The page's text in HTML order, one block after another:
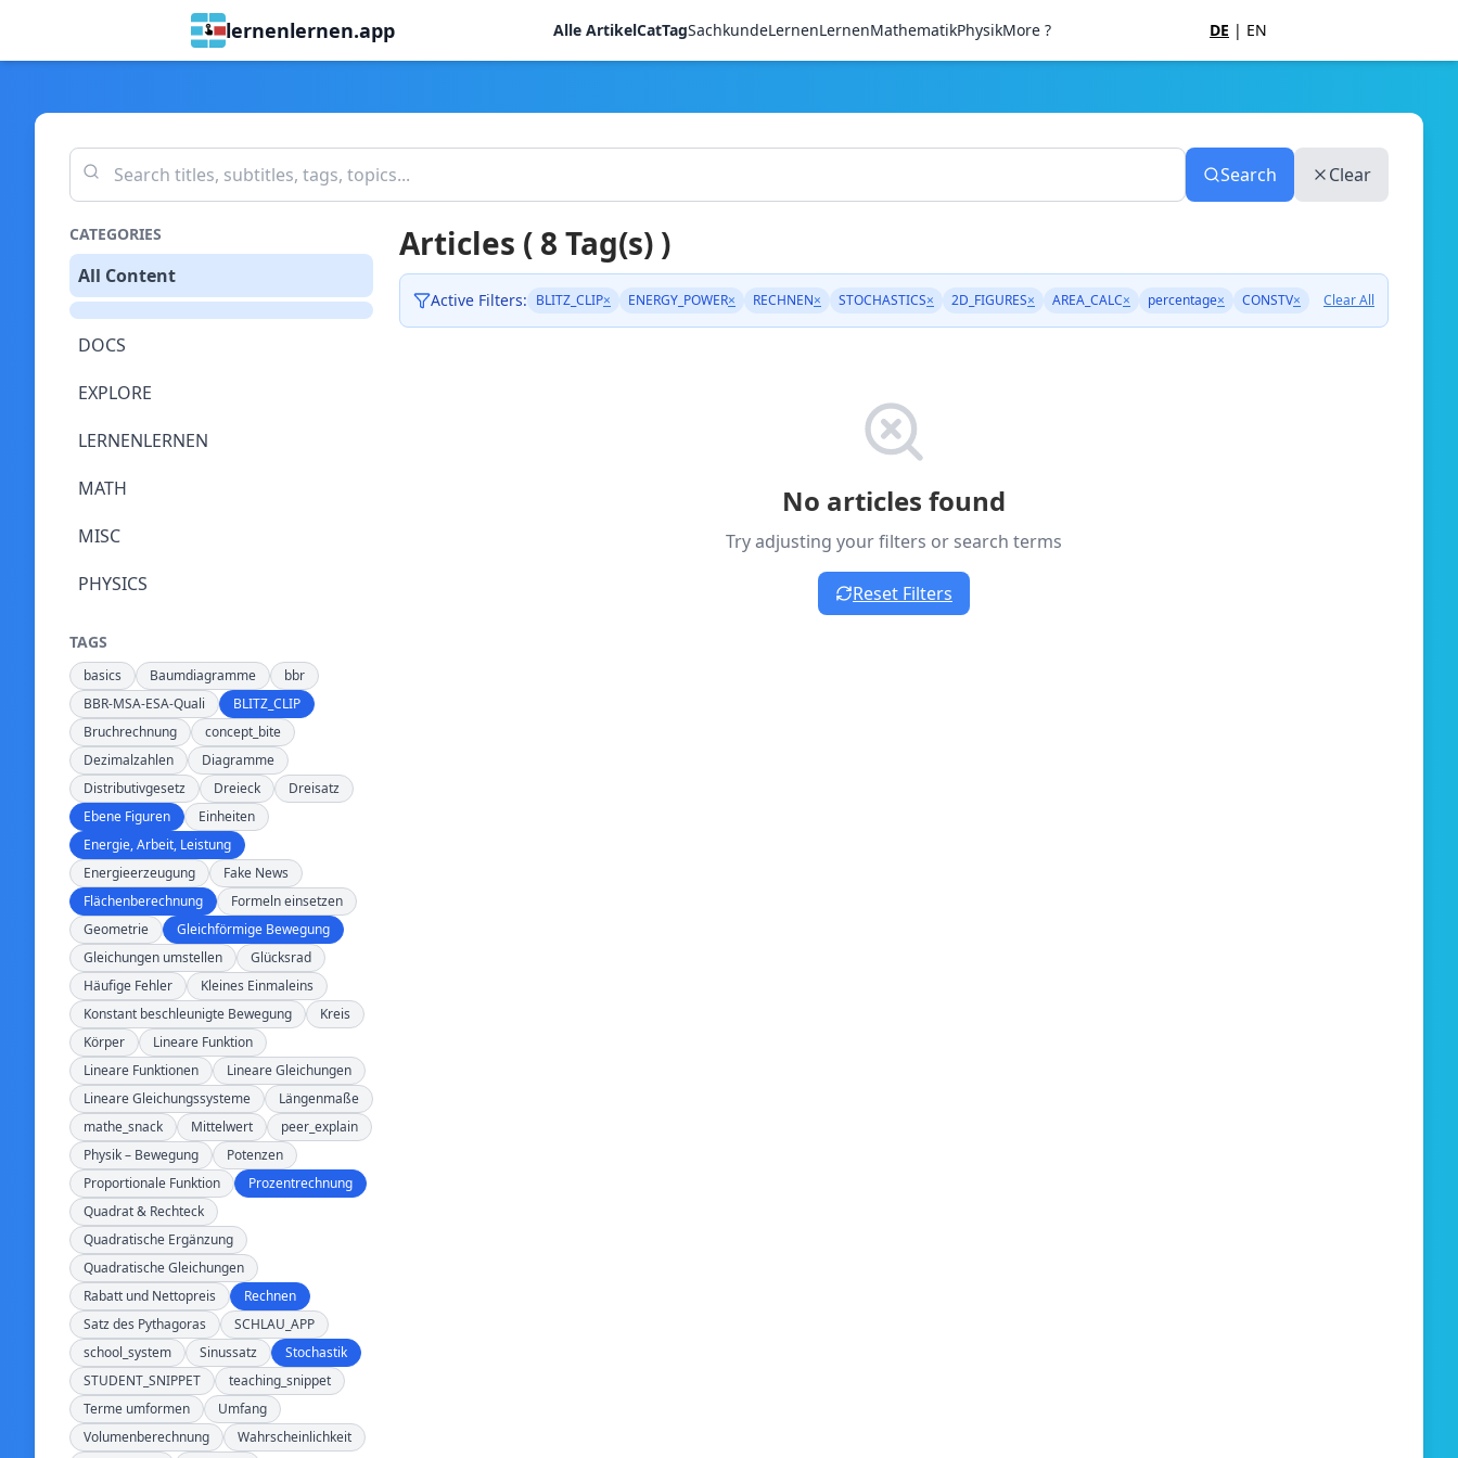
lernenlernen.app Alle ArtikelCatTagSachkundeLernenLernenMathematikPhysikMore ? DE | EN
Search Clear
CATEGORIES
All Content
DOCS
EXPLORE
LERNENLERNEN
MATH
MISC
PHYSICS
TAGS
basics Baumdiagramme
bbr
BBR-MSA-ESA-Quali
BLITZ_CLIP
Bruchrechnung
concept_bite
Dezimalzahlen
Diagramme
Distributivgesetz
Dreieck
Dreisatz
Ebene Figuren
Einheiten
Energie, Arbeit, Leistung
Energieerzeugung
Fake News
Flächenberechnung
Formeln einsetzen
Geometrie
Gleichförmige Bewegung
Gleichungen umstellen
Glücksrad
Häufige Fehler
Kleines Einmaleins
Konstant beschleunigte Bewegung
Kreis
Körper
Lineare Funktion
Lineare Funktionen
Lineare Gleichungen
Lineare Gleichungssysteme
Längenmaße
mathe_snack
Mittelwert
peer_explain
Physik – Bewegung
Potenzen
Proportionale Funktion
Prozentrechnung
Quadrat & Rechteck
Quadratische Ergänzung
Quadratische Gleichungen
Rabatt und Nettopreis
Rechnen
Satz des Pythagoras
SCHLAU_APP
school_system
Sinussatz
Stochastik
STUDENT_SNIPPET
teaching_snippet
Terme umformen
Umfang
Volumenberechnung
Wahrscheinlichkeit
Articles ( 8 Tag(s) )
Active Filters: BLITZ_CLIP× ENERGY_POWER× RECHNEN× STOCHASTICS× 2D_FIGURES× AREA_CALC× percentage× CONSTV× Clear All
No articles found
Try adjusting your filters or search terms
Reset Filters